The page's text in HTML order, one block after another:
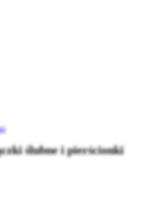
ślubne i pierścionki